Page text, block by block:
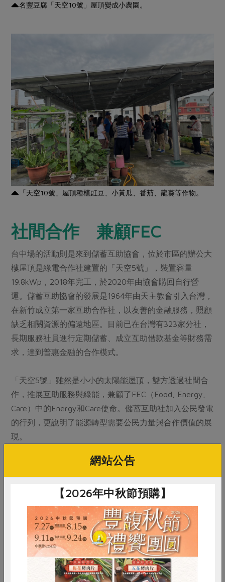
名豐豆腐「天空10號」屋頂變成小農園。
「天空10號」屋頂種植豇豆、小黃瓜、番茄、龍葵等作物。
社間合作 兼顧FEC
台中場的活動則是來到儲蓄互助協會，位於市區的辦公大
樓屋頂是綠電合作社建置的「天空5號」，裝置容量
19.8kWp，2018年完工，於2020年由協會購回自行營
運。儲蓄互助協會的發展是1964年由天主教會引入台灣，
在新竹成立第一家互助合作社，以友善的金融服務，照顧
缺乏相關資源的偏遠地區。目前已在台灣有323家分社，
長期服務社員進行定期儲蓄、成立互助借款基金等財務需
求，達到普惠金融的合作模式。
「天空5號」雖然是小小的太陽能屋頂，雙方透過社間合
作，推展互助服務與綠能，兼顧了FEC（Food, Energy,
Care）中的Energy和Care使命。儲蓄互助社加入公民發電
的行列，更說明了能源轉型需要公民力量與合作價值的展
現。
公民賦權讓再生能源永續
呼應上述的價值，今年綠電合作社的教育活動中特別介紹
一部紀錄片：《We the Power》（中譯：翻轉社區—公
民發電廠），本片由支持環境議題的戶外用品公司
Patagonia製片，片中穿插採訪四個國家再生能源公民運
動，描述公民通力合作，顛覆傳統大公司獨佔的能源系
統，以小搏大的紀實故事。包括德國南部舒瑙社區透過社
區自主投票，取得電網經營權；西班牙大眾能源合作社，
網站公告
【2026年中秋節預購】